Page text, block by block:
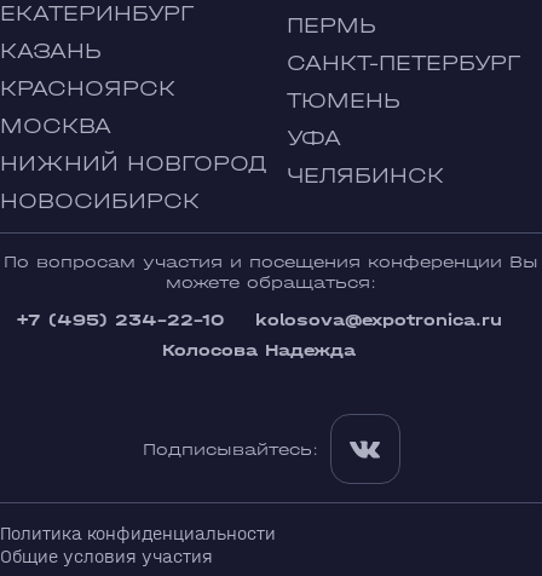
ЕКАТЕРИНБУРГ
КАЗАНЬ
КРАСНОЯРСК
МОСКВА
НИЖНИЙ НОВГОРОД
НОВОСИБИРСК
ПЕРМЬ
САНКТ-ПЕТЕРБУРГ
ТЮМЕНЬ
УФА
ЧЕЛЯБИНСК
По вопросам участия и посещения конференции Вы
можете обращаться:
+7 (495) 234-22-10
kolosova@expotronica.ru
Колосова Надежда
Подписывайтесь:
Политика конфиденциальности
Общие условия участия